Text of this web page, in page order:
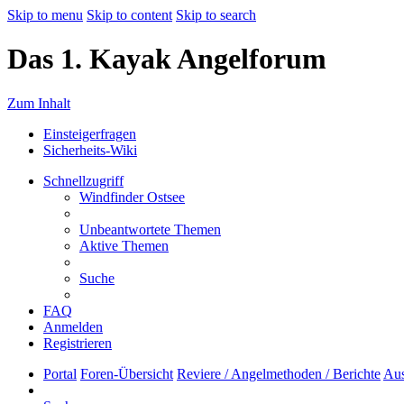
Skip to menu Skip to content Skip to search
Das 1. Kayak Angelforum
Zum Inhalt
Einsteigerfragen
Sicherheits-Wiki
Schnellzugriff
Windfinder Ostsee
Unbeantwortete Themen
Aktive Themen
Suche
FAQ
Anmelden
Registrieren
Portal Foren-Übersicht Reviere / Angelmethoden / Berichte